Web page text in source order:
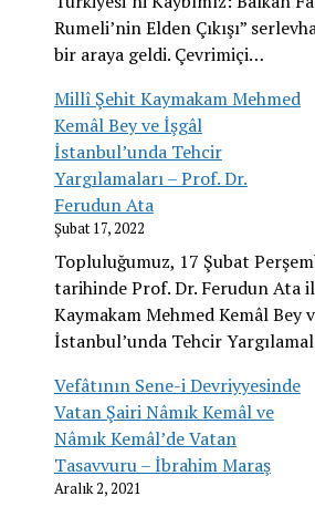
Rumeli’nin Elden Çıkışı”
bir araya geldi. Çevrimiçi…
Millî Şehit Kaymakam Mehmed
Kemâl Bey ve İşgâl
İstanbul’unda Tehcir
Yargılamaları – Prof. Dr.
Ferudun Ata
Şubat 17, 2022
Topluluğumuz, 17 Şubat
tarihinde Prof. Dr. Ferudun Ata
Kaymakam Mehmed Kemâl Bey
İstanbul’unda Tehcir
Vefâtının Sene-i Devriyyesinde
Vatan Şairi Nâmık Kemâl ve
Nâmık Kemâl’de Vatan
Tasavvuru – İbrahim Maraş
Aralık 2, 2021